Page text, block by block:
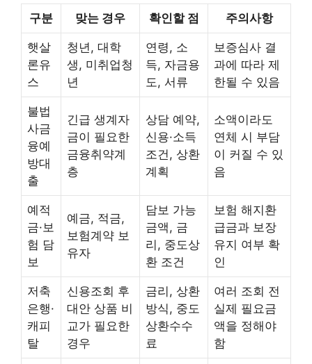
구분 맞는 경우 확인할 점 주의사항
햇살
론유
스
청년, 대학
생, 미취업청
년
연령, 소
득, 자금용
도, 서류
보증심사 결
과에 따라 제
한될 수 있음
불법
사금
융예
방대
출
긴급 생계자
금이 필요한
금융취약계
층
상담 예약,
신용·소득
조건, 상환
계획
소액이라도
연체 시 부담
이 커질 수 있
음
예적
금·보
험 담
보
예금, 적금,
보험계약 보
유자
담보 가능
금액, 금
리, 중도상
환 조건
보험 해지환
급금과 보장
유지 여부 확
인
저축
은행·
캐피
탈
신용조회 후
대안 상품 비
교가 필요한
경우
금리, 상환
방식, 중도
상환수수
료
여러 조회 전
실제 필요금
액을 정해야
함